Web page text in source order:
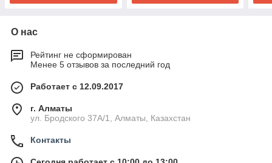
О нас
Рейтинг не сформирован
Менее 5 отзывов за последний год
Работает с 12.09.2017
г. Алматы
ул. Бродского 37А/1, Алматы, Казахстан
Контакты